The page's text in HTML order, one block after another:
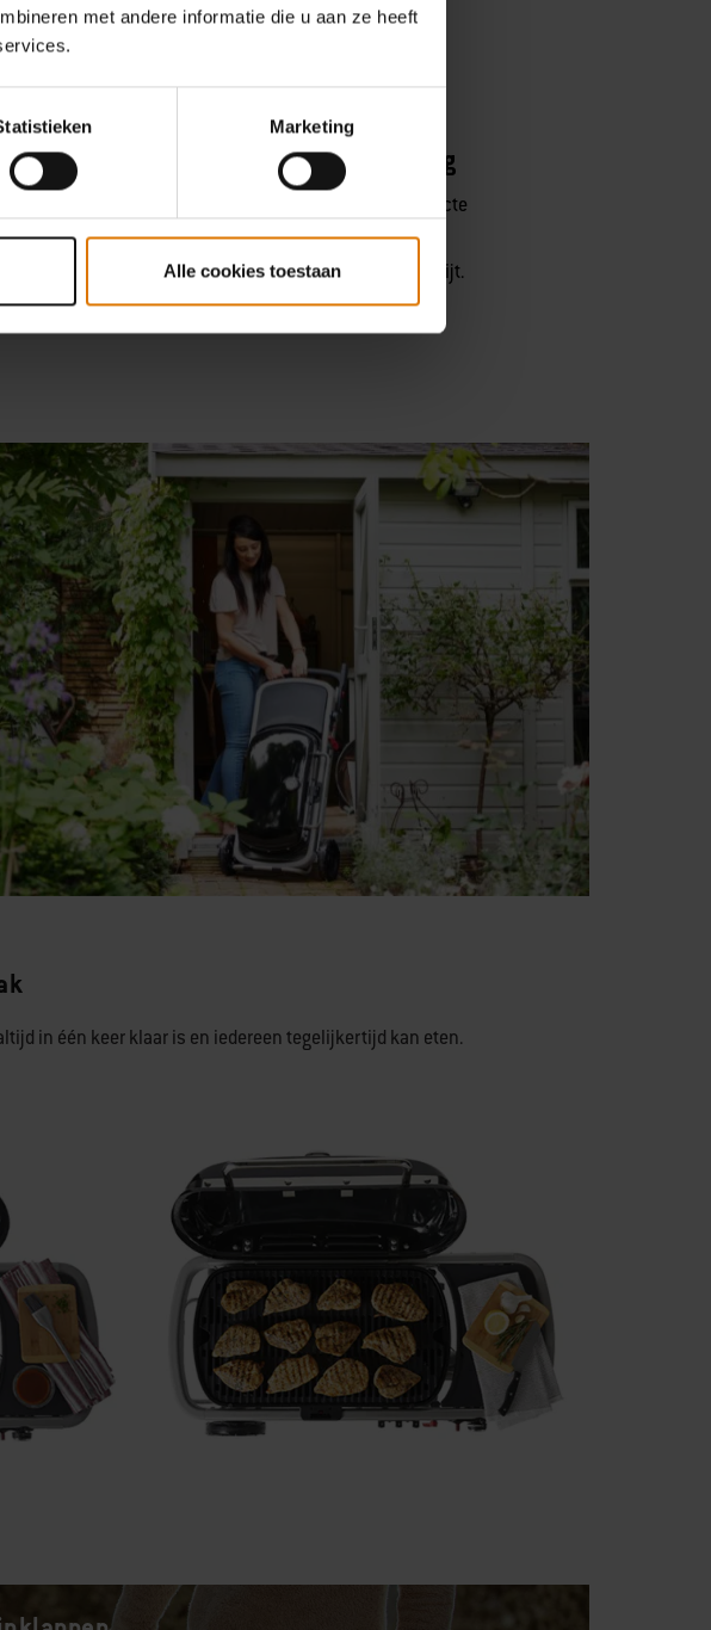
met andere informatie die u aan ze heeft
Marketing
Alle cookies toestaan
Temperatuurbereik van laag naar hoog
Temperatuurbereik van laag naar hoog biedt de perfecte
warmte om steaks te grillen, kip te braden en
zelfsluchtige pannenkoeken te bakken voor het ontbijt.
in één keer klaar is en iedereen tegelijkertijd kan eten.